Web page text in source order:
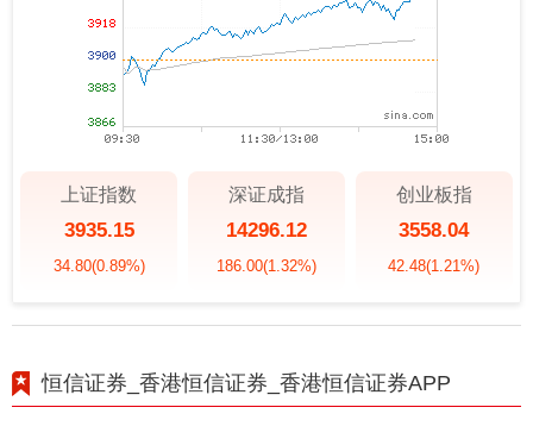
上证指数
3935.15
34.80(0.89%)
深证成指
14296.12
186.00(1.32%)
创业板指
3558.04
42.48(1.21%)
恒信证券_香港恒信证券_香港恒信证券APP